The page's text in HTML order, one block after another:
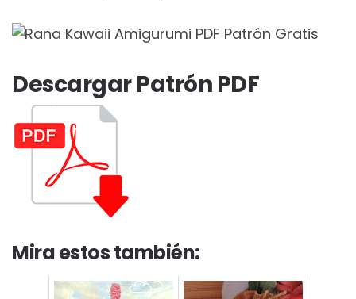
Descargar Patrón PDF
Mira estos también: